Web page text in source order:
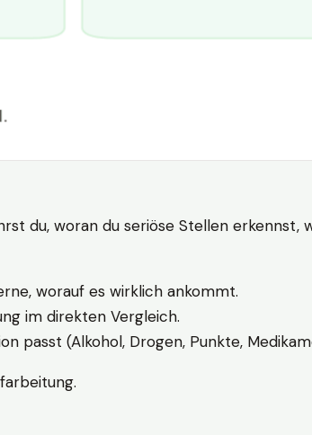
du, woran du seriöse Stellen erkennst,
worauf es wirklich ankommt.
im direkten Vergleich.
passt (Alkohol, Drogen, Punkte,